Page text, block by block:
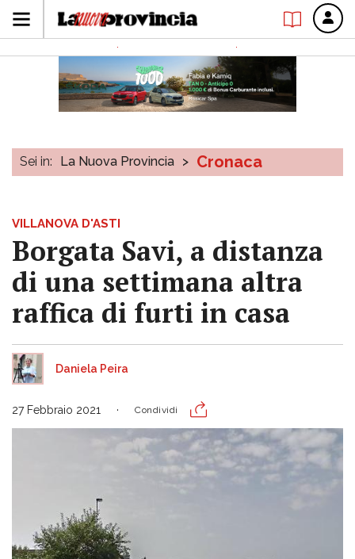
Sei in: La Nuova Provincia > Cronaca
VILLANOVA D'ASTI
Borgata Savi, a distanza
di una settimana altra
raffica di furti in casa
Daniela Peira
27 Febbraio 2021 Condividi